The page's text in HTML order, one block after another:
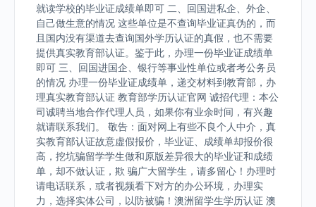
就读学校的毕业证成绩单即可 二、回国进私企、外企、
自己做生意的情况 这些单位是不查询毕业证真伪的，而
且国内没有渠道去查询国外学历认证的真假，也不需要
提供真实教育部认证。鉴于此，办理一份毕业证成绩单
即可 三、回国进国企、银行等事业性单位或者考公务员
的情况 办理一份毕业证成绩单，递交材料到教育部，办
理真实教育部认证 教育部学历认证官网 诚招代理：本公
司诚聘当地合作代理人员，如果你有业余时间，有兴趣
就请联系我们。 敬告：面对网上有些不良个人中介，真
实教育部认证故意虚假报价，毕业证、成绩单却报价很
高，挖坑骗留学学生做和原版差异很大的毕业证和成绩
单，却不做认证，欺 骗广大留学生，请多留心！办理时
请电话联系，或者视频看下对方的办公环境，办理实
力，选择实体公司，以防被骗！澳洲留学生学历认证 澳